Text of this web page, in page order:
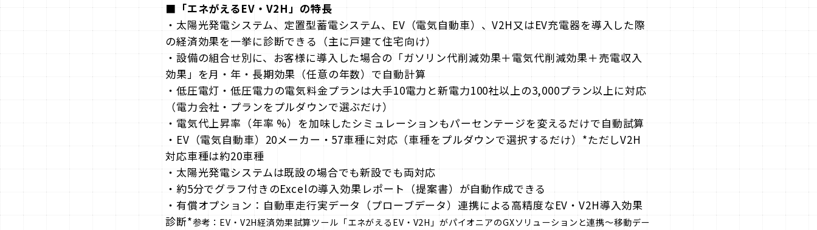
■「エネがえるEV・V2H」の特長
・太陽光発電システム、定置型蓄電システム、EV（電気自動車）、V2H又はEV充電器を導入した際
の経済効果を一挙に診断できる（主に戸建て住宅向け）
・設備の組合せ別に、お客様に導入した場合の「ガソリン代削減効果＋電気代削減効果＋売電収入
効果」を月・年・長期効果（任意の年数）で自動計算
・低圧電灯・低圧電力の電気料金プランは大手10電力と新電力100社以上の3,000プラン以上に対応
（電力会社・プランをプルダウンで選ぶだけ）
・電気代上昇率（年率 %）を加味したシミュレーションもパーセンテージを変えるだけで自動試算
・EV（電気自動車）20メーカー・57車種に対応（車種をプルダウンで選択するだけ）*ただしV2H
対応車種は約20車種
・太陽光発電システムは既設の場合でも新設でも両対応
・約5分でグラフ付きのExcelの導入効果レポート（提案書）が自動作成できる
・有償オプション：自動車走行実データ（プローブデータ）連携による高精度なEV・V2H導入効果
診断*参考：EV・V2H経済効果試算ツール「エネがえるEV・V2H」がパイオニアのGXソリューションと連携～移動デー